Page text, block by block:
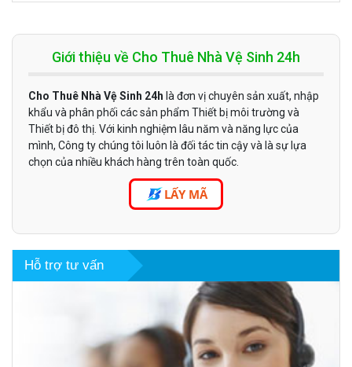
Giới thiệu về Cho Thuê Nhà Vệ Sinh 24h
Cho Thuê Nhà Vệ Sinh 24h là đơn vị chuyên sản xuất, nhập
khẩu và phân phối các sản phẩm Thiết bị môi trường và
Thiết bị đô thị. Với kinh nghiệm lâu năm và năng lực của
mình, Công ty chúng tôi luôn là đối tác tin cậy và là sự lựa
chọn của nhiều khách hàng trên toàn quốc.
LẤY MÃ
Hỗ trợ tư vấn